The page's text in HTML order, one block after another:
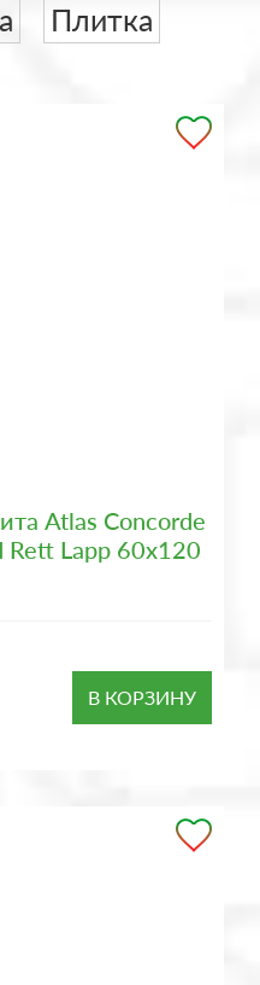
Плитка
Atlas Concorde
Rett Lapp 60x120
В КОРЗИНУ